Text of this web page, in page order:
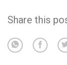
Share this